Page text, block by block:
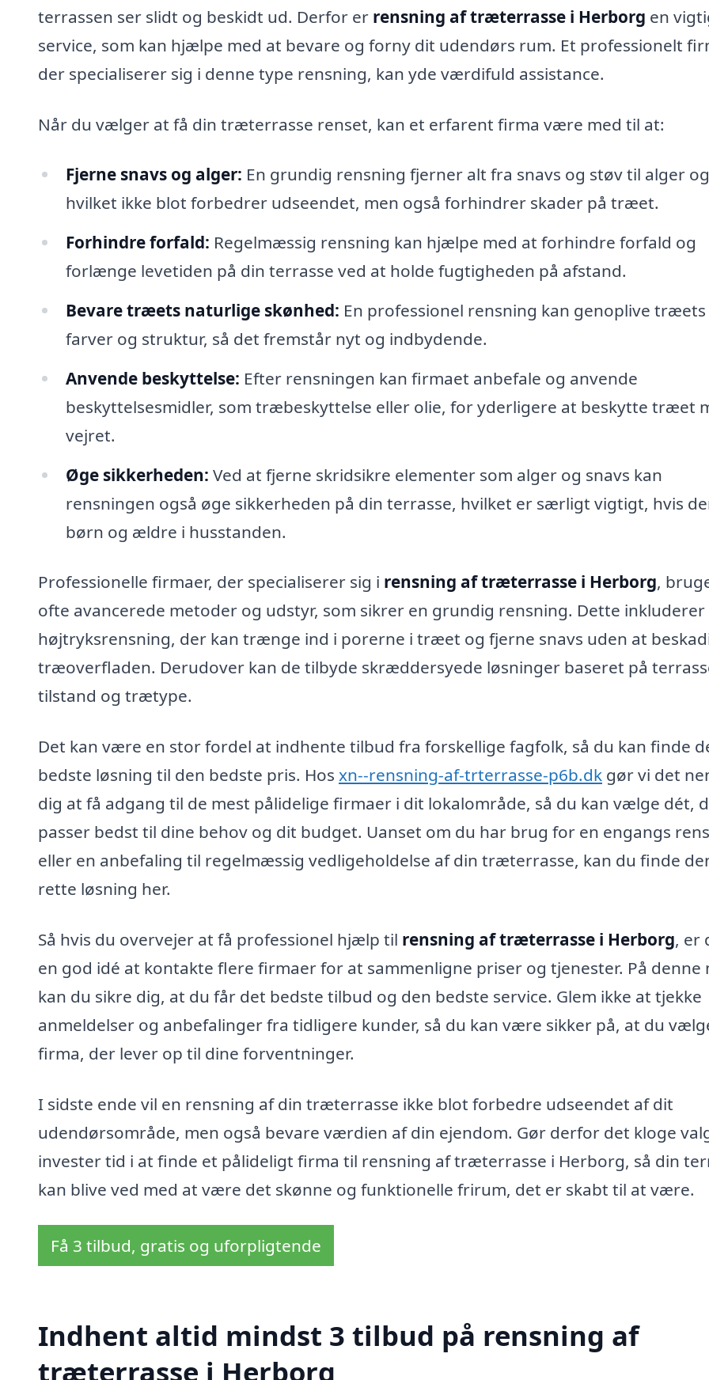
terrassen ser slidt og beskidt ud. Derfor er rensning af træterrasse i Herborg en
service, som kan hjælpe med at bevare og forny dit udendørs rum. Et professionelt
der specialiserer sig i denne type rensning, kan yde værdifuld assistance.
Når du vælger at få din træterrasse renset, kan et erfarent firma være med til at:
Fjerne snavs og alger: En grundig rensning fjerner alt fra snavs og støv til alger
hvilket ikke blot forbedrer udseendet, men også forhindrer skader på træet.
Forhindre forfald: Regelmæssig rensning kan hjælpe med at forhindre forfald og
forlænge levetiden på din terrasse ved at holde fugtigheden på afstand.
Bevare træets naturlige skønhed: En professionel rensning kan genoplive træets
farver og struktur, så det fremstår nyt og indbydende.
Anvende beskyttelse: Efter rensningen kan firmaet anbefale og anvende
beskyttelsesmidler, som træbeskyttelse eller olie, for yderligere at beskytte træet
vejret.
Øge sikkerheden: Ved at fjerne skridsikre elementer som alger og snavs kan
rensningen også øge sikkerheden på din terrasse, hvilket er særligt vigtigt, hvis
børn og ældre i husstanden.
Professionelle firmaer, der specialiserer sig i rensning af træterrasse i Herborg,
ofte avancerede metoder og udstyr, som sikrer en grundig rensning. Dette inkluderer
højtryksrensning, der kan trænge ind i porerne i træet og fjerne snavs uden at
træoverfladen. Derudover kan de tilbyde skræddersyede løsninger baseret på
tilstand og trætype.
Det kan være en stor fordel at indhente tilbud fra forskellige fagfolk, så du kan finde
bedste løsning til den bedste pris. Hos xn--rensning-af-trterrasse-p6b.dk gør vi det
dig at få adgang til de mest pålidelige firmaer i dit lokalområde, så du kan vælge dét,
passer bedst til dine behov og dit budget. Uanset om du har brug for en engangs
eller en anbefaling til regelmæssig vedligeholdelse af din træterrasse, kan du finde
rette løsning her.
Så hvis du overvejer at få professionel hjælp til rensning af træterrasse i Herborg, er
en god idé at kontakte flere firmaer for at sammenligne priser og tjenester. På denne
kan du sikre dig, at du får det bedste tilbud og den bedste service. Glem ikke at tjekke
anmeldelser og anbefalinger fra tidligere kunder, så du kan være sikker på, at du
firma, der lever op til dine forventninger.
I sidste ende vil en rensning af din træterrasse ikke blot forbedre udseendet af dit
udendørsområde, men også bevare værdien af din ejendom. Gør derfor det kloge
invester tid i at finde et pålideligt firma til rensning af træterrasse i Herborg, så din
kan blive ved med at være det skønne og funktionelle frirum, det er skabt til at være.
Få 3 tilbud, gratis og uforpligtende
Indhent altid mindst 3 tilbud på rensning af
træterrasse i Herborg